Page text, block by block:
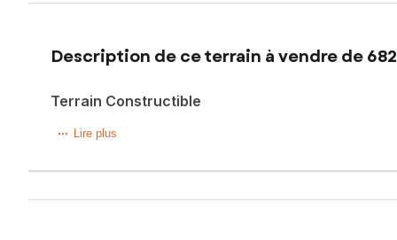
Description de ce terrain à vendre de 682
Terrain Constructible
À vendre à Mazamet
Situé dans un secteur recherché de Mazamet, ce beau
Vous bénéficierez d’un emplacement privilégié, à
Lire plus